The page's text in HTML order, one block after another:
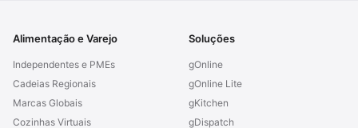
Alimentação e Varejo
Independentes e PMEs
Cadeias Regionais
Marcas Globais
Cozinhas Virtuais
Soluções
gOnline
gOnline Lite
gKitchen
gDispatch